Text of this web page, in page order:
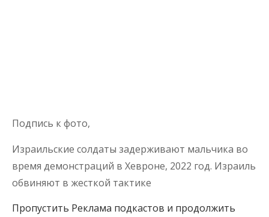
Подпись к фото,
Израильские солдаты задерживают мальчика во
время демонстраций в Хевроне, 2022 год. Израиль
обвиняют в жесткой тактике
Пропустить Реклама подкастов и продолжить